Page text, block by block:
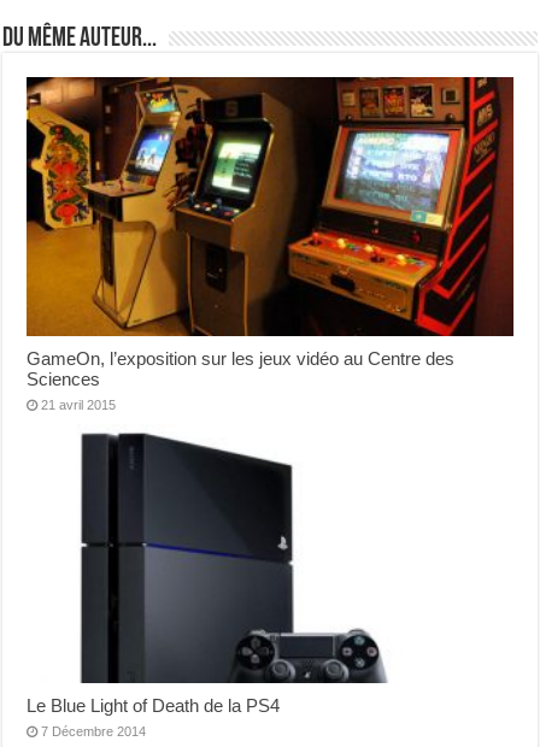
Du même auteur...
GameOn, l’exposition sur les jeux vidéo au Centre des
Sciences
21 avril 2015
Le Blue Light of Death de la PS4
7 Décembre 2014